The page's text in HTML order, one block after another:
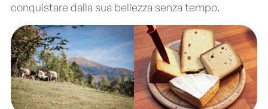
conquistare dalla sua bellezza senza tempo.